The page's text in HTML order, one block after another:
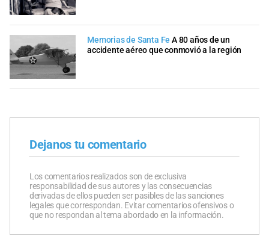
Memorias de Santa Fe A 80 años de un
accidente aéreo que conmovió a la región
Dejanos tu comentario
Los comentarios realizados son de exclusiva
responsabilidad de sus autores y las consecuencias
derivadas de ellos pueden ser pasibles de las sanciones
legales que correspondan. Evitar comentarios ofensivos o
que no respondan al tema abordado en la información.